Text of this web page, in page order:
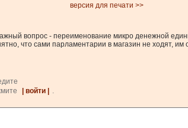
версия для печати >>
вопрос - переименование микро денежной
что сами парламентарии в магазин не ходят, им
| войти |
.